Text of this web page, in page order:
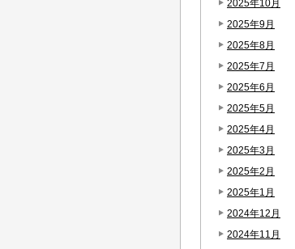
2025年10月
2025年9月
2025年8月
2025年7月
2025年6月
2025年5月
2025年4月
2025年3月
2025年2月
2025年1月
2024年12月
2024年11月